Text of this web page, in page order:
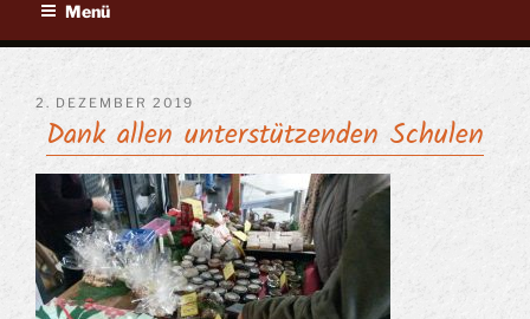
Menü
VERÖFFENTLICHT
AM
2. DEZEMBER 2019
Dank allen unterstützenden Schulen